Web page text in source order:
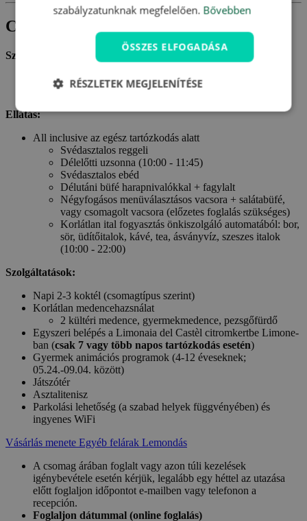
Csomagtartalom
Szállás:
Szállás egy Ön által választott szobában a Piccolo Paradiso
**** hotelben
Ellátás:
All inclusive az egész tartózkodás alatt
Svédasztalos reggeli
Délelőtti uzsonna (10:00 - 11:45)
Svédasztalos ebéd
Délutáni büfé harapnivalókkal + fagylalt
Négyfogásos menüválasztásos vacsora + salátabüfé,
vagy csomagolt vacsora (előzetes foglalás szükséges)
Korlátlan ital fogyasztás önkiszolgáló automatából: bor,
sör, üdítőitalok, kávé, tea, ásványvíz, szeszes italok
(10:00 - 22:00)
Szolgáltatások:
Napi 2-3 koktél (csomagtípus szerint)
Korlátlan medencehazsnálat
2 kültéri medence, gyermekmedence, pezsgőfürdő
Egyszeri belépés a Limonaia del Castèl citromkertbe Limone-
ban (csak 7 vagy több napos tartózkodás esetén)
Gyermek animációs programok (4-12 éveseknek;
05.24.-09.04. között)
Játszótér
Asztalitenisz
Parkolási lehetőség (a szabad helyek függvényében) és
ingyenes WiFi
Vásárlás menete Egyéb felárak Lemondás
A csomag árában foglalt vagy azon túli kezelések
igénybevétele esetén kérjük, legalább egy héttel az utazása
előtt foglaljon időpontot e-mailben vagy telefonon a
recepción.
Foglaljon dátummal (online foglalás)
szabályzatunknak megfelelően. Bővebben
ÖSSZES ELFOGADÁSA
RÉSZLETEK MEGJELENÍTÉSE